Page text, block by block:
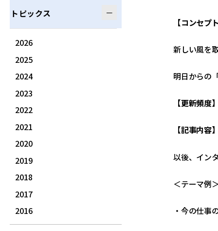
【コンセプ
新しい風を
明日からの
【更新頻度
【記事内容
以後、イン
＜テーマ例
・今の仕事
トピックス
2026
2025
2024
2023
2022
2021
2020
2019
2018
2017
2016